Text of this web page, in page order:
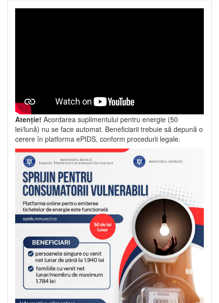
Atenție! Acordarea suplimentului pentru energie (50
lei/lună) nu se face automat. Beneficiarii trebuie să depună o
cerere în platforma ePIDS, conform procedurii legale.